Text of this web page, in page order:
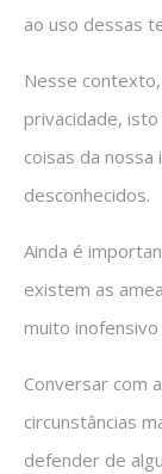
ao uso dessas
Nesse
privacidade,
coisas da
desconhecidos.
Ainda é
existem as
muito
Conversar com
circunstâncias
defender de